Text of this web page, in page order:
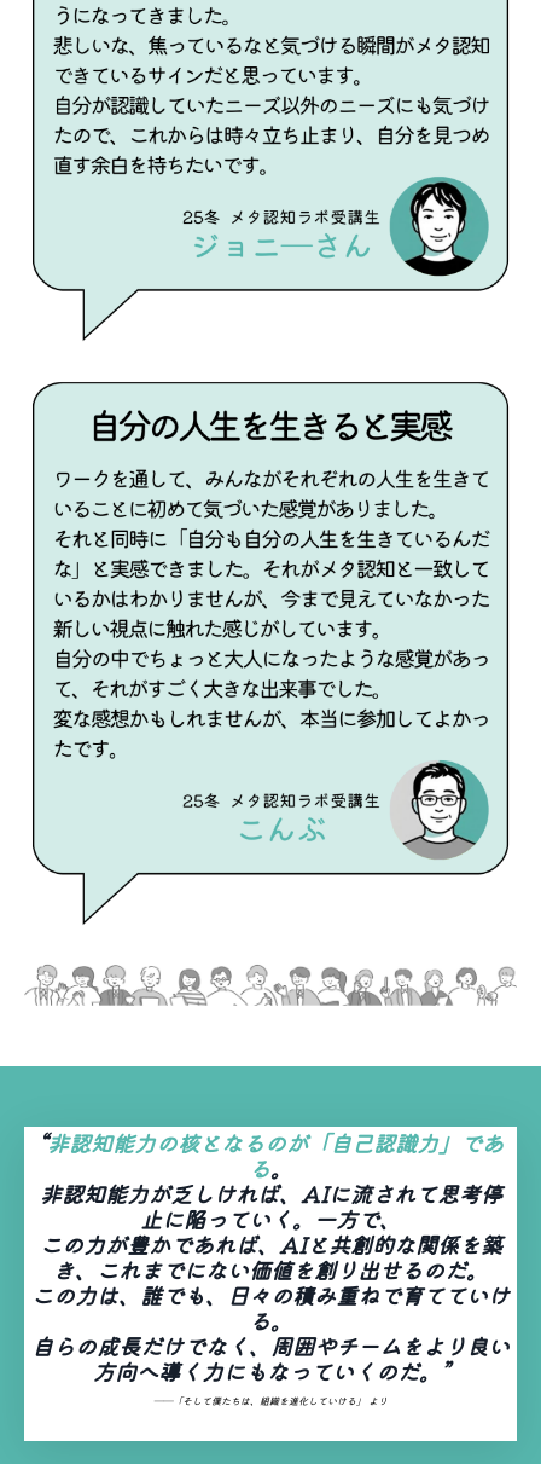
“非認知能力の核となるのが「自己認識力」であ
る。
非認知能力が乏しければ、AIに流されて思考停
止に陥っていく。一方で、
この力が豊かであれば、AIと共創的な関係を築
き、これまでにない価値を創り出せるのだ。
この力は、誰でも、日々の積み重ねで育てていけ
る。
自らの成長だけでなく、周囲やチームをより良い
方向へ導く力にもなっていくのだ。”
――「そして僕たちは、組織を進化していける」 より